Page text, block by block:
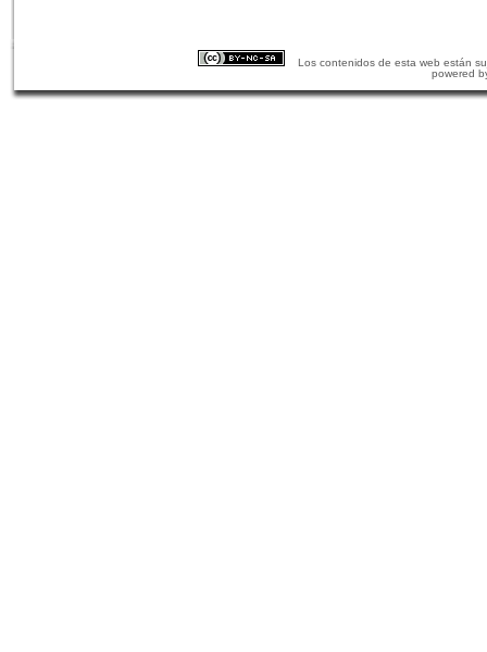
Los contenidos de esta web están
powered